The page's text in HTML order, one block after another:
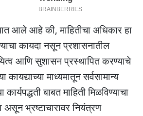
आले आहे की, माहितीचा अधिकार हा
कायदा नसून प्रशासनातील
आणि सुशासन प्रस्थापित करण्याचे
माध्यमातून सर्वसामान्य
कार्यपद्धती बाबत माहिती मिळविण्याचा
असून भ्रष्टाचारावर नियंत्रण